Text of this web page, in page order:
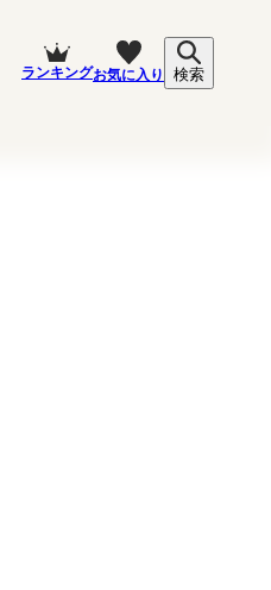
ランキングお気に入り 検索